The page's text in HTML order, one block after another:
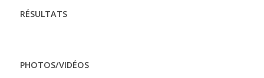
RÉSULTATS
PHOTOS/VIDÉOS